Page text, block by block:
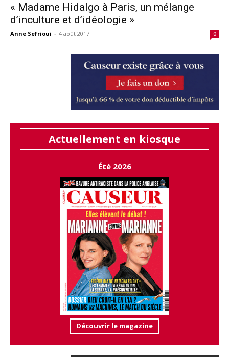
« Madame Hidalgo à Paris, un mélange
d’inculture et d’idéologie »
Anne Sefrioui - 4 août 2017 0
Actuellement en kiosque
Été 2026
Découvrir le magazine